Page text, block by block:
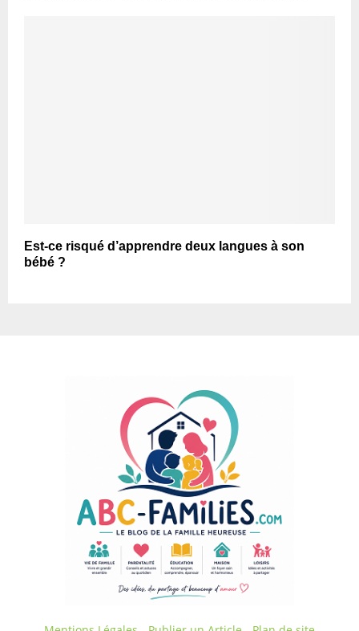
Est-ce risqué d’apprendre deux langues à son
bébé ?